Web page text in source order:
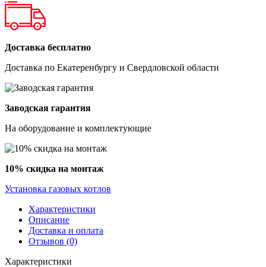
Доставка бесплатно
Доставка по Екатеренбургу и Свердловской области
Заводская гарантия
На оборудование и комплектующие
10% скидка на монтаж
Установка газовых котлов
Характеристики
Описание
Доставка и оплата
Отзывов (0)
Характеристики